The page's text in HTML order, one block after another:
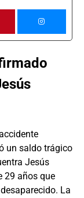
un saldo trágico
Jesús
29 años que
La